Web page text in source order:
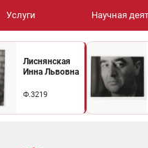
Услуги Научная
Лиснянская
Инна Львовна
Ф.3219